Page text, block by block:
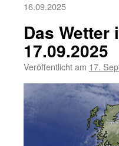
16.09.2025
Das Wetter
17.09.2025
Veröffentlicht am 17.